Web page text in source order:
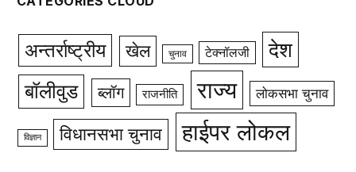
अन्तर्राष्ट्रीय खेल चुनाव टेक्नॉलजी देश
बॉलीवुड ब्लॉग राजनीति राज्य लोकसभा चुनाव
विज्ञान विधानसभा चुनाव हाईपर लोकल